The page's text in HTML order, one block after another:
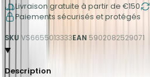
Livraison gratuite à partir de €150
Paiements sécurisés et protégés
SKU VS6655013333EAN 5902082529071
Description